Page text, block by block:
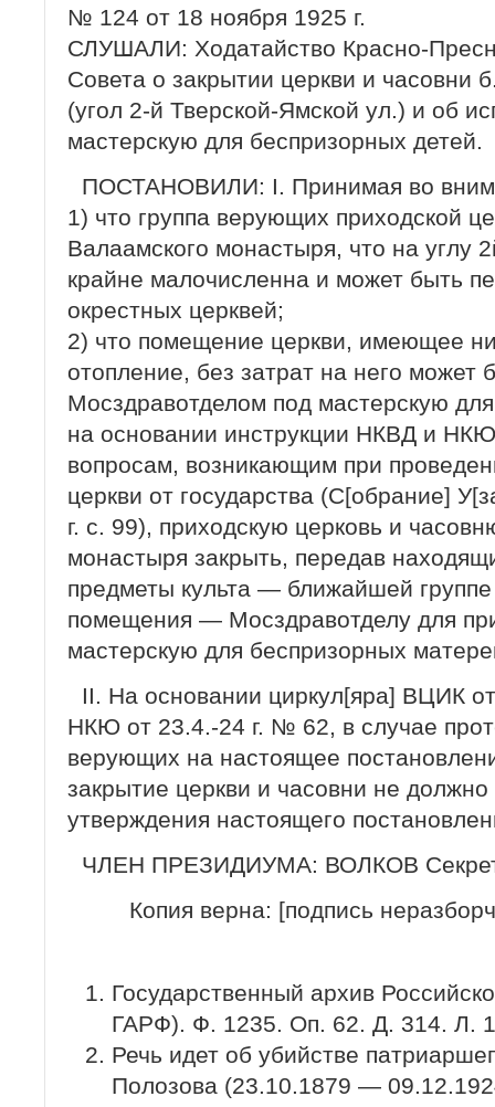
№ 124 от 18 ноября 1925 г.
СЛУШАЛИ: Ходатайство Красно-
Совета о закрытии церкви и часовни
(угол 2-й Тверской-Ямской ул.) и об
мастерскую для беспризорных детей.
ПОСТАНОВИЛИ: I. Принимая во
1) что группа верующих приходской
Валаамского монастыря, что на углу
крайне малочисленна и может быть
окрестных церквей;
2) что помещение церкви, имеющее
отопление, без затрат на него может
Мосздравотделом под мастерскую
на основании инструкции НКВД и НКЮ
вопросам, возникающим при
церкви от государства (С[обрание]
г. с. 99), приходскую церковь и
монастыря закрыть, передав
предметы культа — ближайшей
помещения — Мосздравотделу для
мастерскую для беспризорных
II. На основании циркул[яра] ВЦИК
НКЮ от 23.4.-24 г. № 62, в случае
верующих на настоящее
закрытие церкви и часовни не должно
утверждения настоящего
ЧЛЕН ПРЕЗИДИУМА: ВОЛКОВ
Копия верна: [подпись
Государственный архив
ГАРФ). Ф. 1235. Оп. 62. Д. 314. Л.
Речь идет об убийстве
Полозова (23.10.1879 —